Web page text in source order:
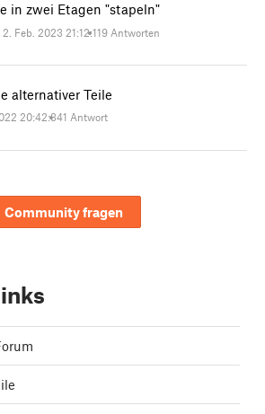
in zwei Etagen "stapeln"
2. Feb. 2023 21:12:119 Antworten
alternativer Teile
20:42:341 Antwort
Community fragen